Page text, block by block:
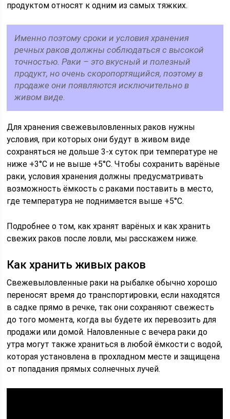
продуктом относят к одним из самых тяжких.
Именно поэтому сроки и условия хранения
речных раков должны соблюдаться с высокой
точностью. Раки – это вкусный и полезный
продукт, но очень скоропортящийся, поэтому в
продаже они появляются исключительно в
живом виде.
Для хранения свежевыловленных раков нужны
условия, при которых они будут в живом виде
сохраняться не дольше 3-х суток при температуре не
ниже +3°С и не выше +5°С. Чтобы сохранить варёные
раки, условия хранения должны предусматривать
возможность ёмкость с раками поставить в место,
где температура не поднимается выше +5°С.
Подробнее о том, как хранят варёных и как хранить
свежих раков после ловли, мы расскажем ниже.
Как хранить живых раков
Свежевыловленные раки на рыбалке обычно хорошо
переносят время до транспортировки, если находятся
в садке прямо в речке, так они сохраняют свежесть
до того момента, когда вы будете их перевозить для
продажи или домой. Наловленные с вечера раки до
утра могут также храниться в любой ёмкости с водой,
которая установлена в прохладном месте и защищена
от попадания прямых солнечных лучей.